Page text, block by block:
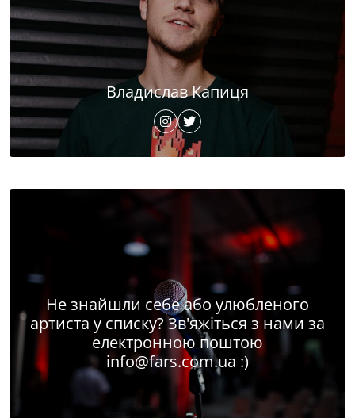
Владислав Капиця
Не знайшли себе або улюбленого
артиста у списку? Зв'яжіться з нами за
електронною поштою
info@fars.com.ua :)